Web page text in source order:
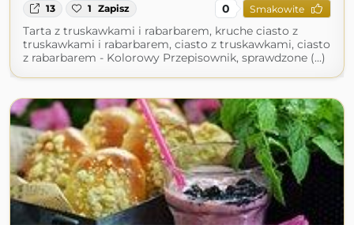
13 1 Zapisz 0 Smakowite
Tarta z truskawkami i rabarbarem, kruche ciasto z
truskawkami i rabarbarem, ciasto z truskawkami, ciasto
z rabarbarem - Kolorowy Przepisownik, sprawdzone (...)